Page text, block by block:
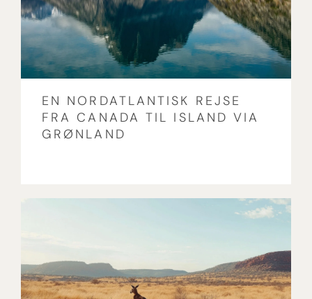
EN NORDATLANTISK REJSE
FRA CANADA TIL ISLAND VIA
GRØNLAND